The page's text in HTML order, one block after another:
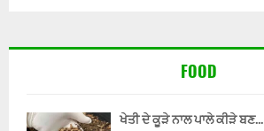
FOOD
ਖੇਤੀ ਦੇ ਕੂੜੇ ਨਾਲ ਪਾਲੇ ਕੀੜੇ ਬਣ...